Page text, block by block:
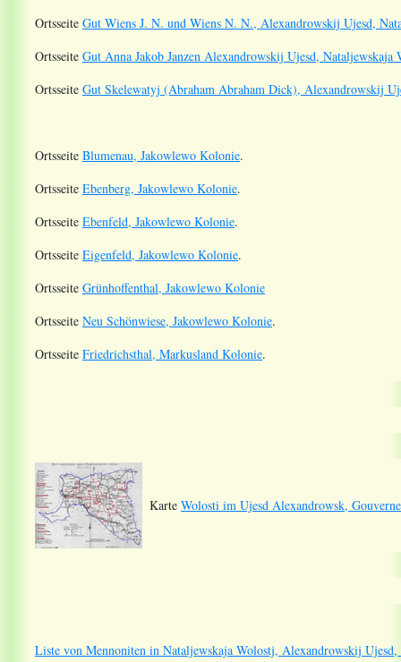
Ortsseite Gut Wiens J. N. und Wiens N. N., Alexandrowskij Ujesd,
Ortsseite Gut Anna Jakob Janzen Alexandrowskij Ujesd, Nataljewskaja
Ortsseite Gut Skelewatyj (Abraham Abraham Dick), Alexandrowskij
Ortsseite Blumenau, Jakowlewo Kolonie.
Ortsseite Ebenberg, Jakowlewo Kolonie.
Ortsseite Ebenfeld, Jakowlewo Kolonie.
Ortsseite Eigenfeld, Jakowlewo Kolonie.
Ortsseite Grünhoffenthal, Jakowlewo Kolonie
Ortsseite Neu Schönwiese, Jakowlewo Kolonie.
Ortsseite Friedrichsthal, Markusland Kolonie.
Karte Wolosti im Ujesd Alexandrowsk,
Liste von Mennoniten in Nataljewskaja Wolostj, Alexandrowskij